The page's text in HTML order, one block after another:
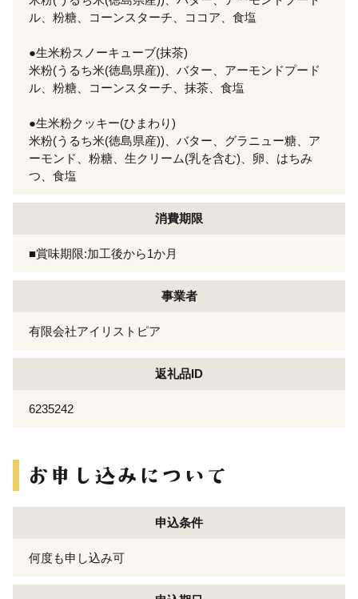
ル、粉糖、コーンスターチ、ココア、食塩
●生米粉スノーキューブ(抹茶)
米粉(うるち米(徳島県産))、バター、アーモンドプード
ル、粉糖、コーンスターチ、抹茶、食塩
●生米粉クッキー(ひまわり)
米粉(うるち米(徳島県産))、バター、グラニュー糖、ア
ーモンド、粉糖、生クリーム(乳を含む)、卵、はちみ
つ、食塩
消費期限
■賞味期限:加工後から1か月
事業者
有限会社アイリストピア
返礼品ID
6235242
申込条件
何度も申し込み可